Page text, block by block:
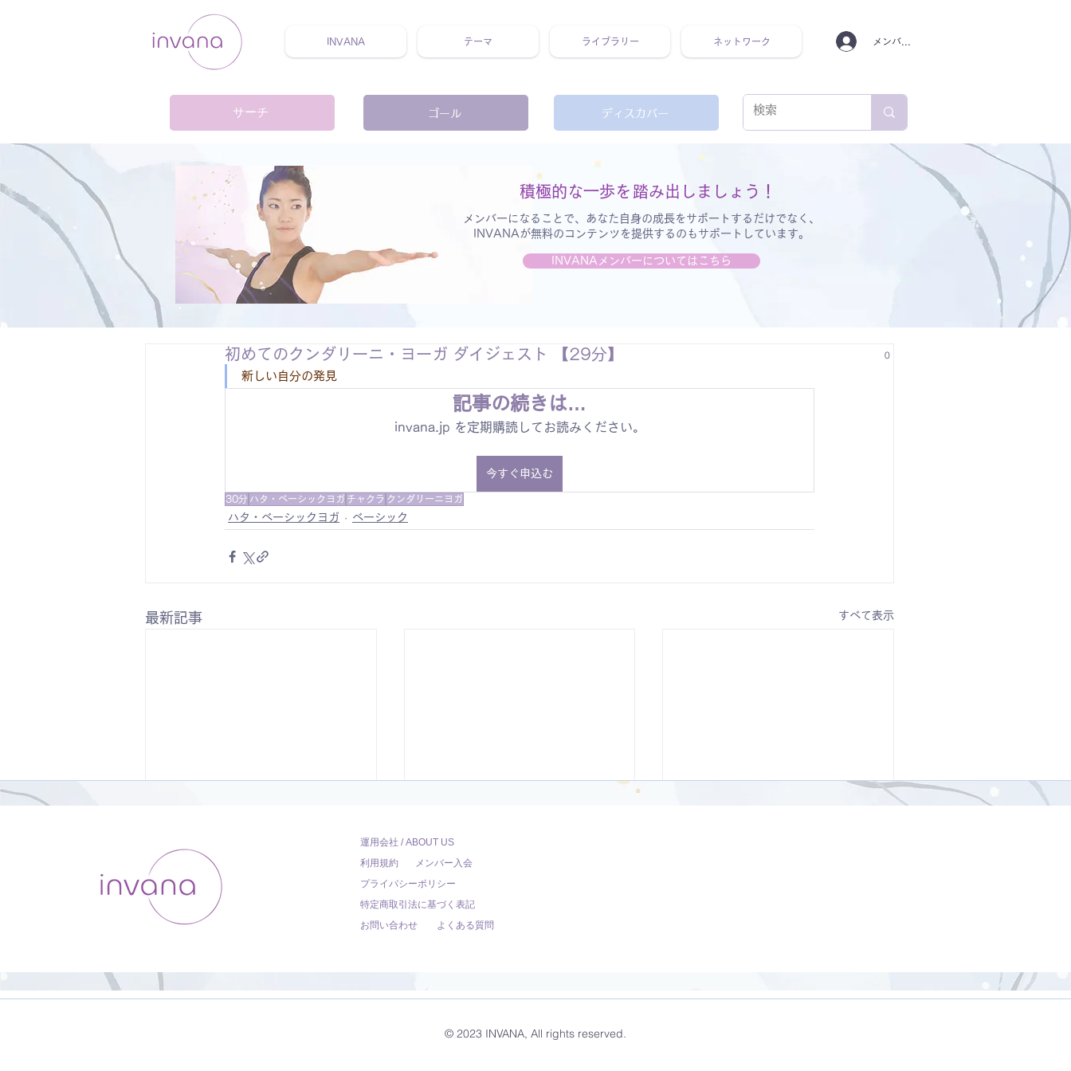
INVANA テーマ ライブラリー ネットワーク メンバーログイン
サーチ ゴール ディスカバー
積極的な一歩を
メンバーになることで、あなた自身の成長をサポートするだけでなく、
INVANAが無料のコンテンツを提供するのもサポートしています。
INVANAメンバーについてはこちら
踏み出しましょう！
初めてのクンダリーニ・ヨーガ ダイジェスト 【29分】
新しい自分の発見
記事の続きは…
invana.jp を定期購読してお読みください。
今すぐ申込む
30分 ハタ・ベーシックヨガ チャクラ クンダリーニヨガ
ハタ・ベーシックヨガ ベーシック
最新記事 すべて表示
分】
0
運用会社 / ABOUT US
利用規約
メンバー入会
プライバシーポリシー
特定商取引法に基づく表記
お問い合わせ
よくある質問
© 2023 INVANA, All rights reserved.